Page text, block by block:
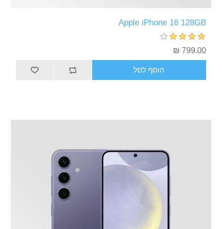
Apple iPhone 16 128GB
799.00 ₪
הוסף לסל